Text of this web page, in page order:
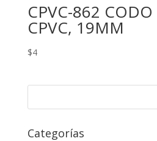
CPVC-862
CPVC, 19MM
$4
Categorías